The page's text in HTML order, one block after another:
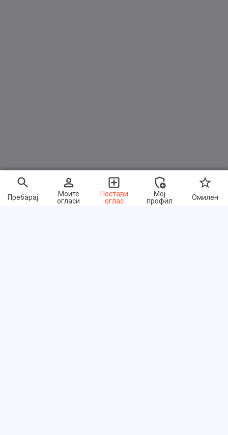
Пребарај
Моите
огласи
Постави
оглас
Мој
профил
Омилен